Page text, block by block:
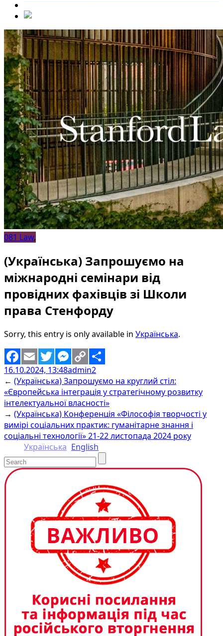
081 Law,
(Українська) Запрошуємо на
міжнародні семінари від
провідних фахівців зі Школи
права Стенфорду
Sorry, this entry is only available in Українська.
Facebook
EmailTwitterMessenger
Copy
Link
Share
16.10.2024, 13:48admin2
← (Українська) Запрошуємо на круглий стіл:
«Європейська інтеграція у стратегічному розвитку
інтелектуальної власності»
→ (Українська) Конференція «Філософія творчості у
вимірі соціальних практик: гуманітарне знання і
соціальні технології» 21-22 листопада 2024 року
Українська English